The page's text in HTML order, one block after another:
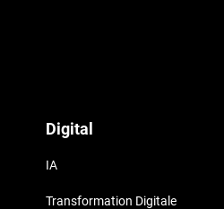
Digital
IA
Transformation Digitale